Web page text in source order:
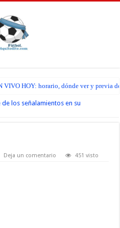
HOY: horario, dónde ver y previa
los señalamientos en su
Deja un comentario 451 visto